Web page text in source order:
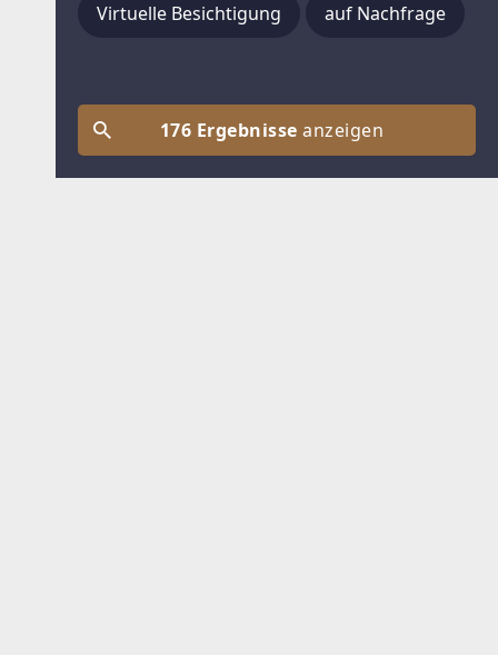
Virtuelle Besichtigung auf Nachfrage
176 Ergebnisseanzeigen